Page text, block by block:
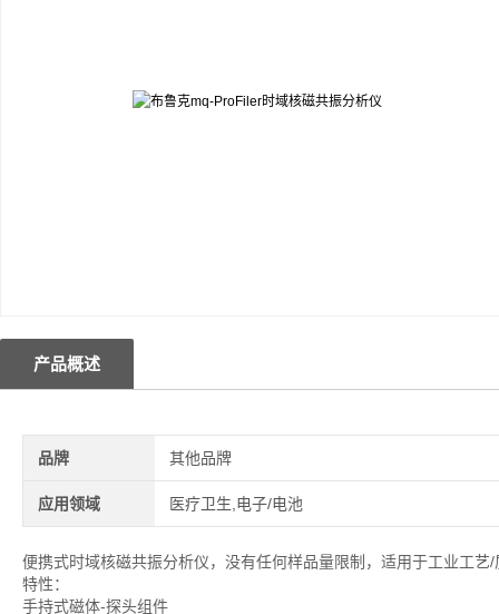
产品概述
品牌 其他品牌
应用领域 医疗卫生,电子/电池
便携式时域核磁共振分析仪，没有任何样品量限制，适用于工业工艺
特性：
手持式磁体-探头组件